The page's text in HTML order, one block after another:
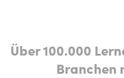
Über 100.000
Branchen